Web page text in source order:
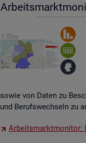
sowie von Daten zu
und Be­rufs­wech­seln zu
Ar­beits­markt­mo­ni­tor: